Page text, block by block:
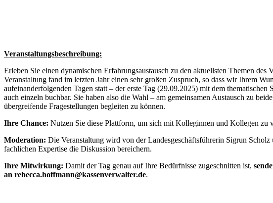
Veranstaltungsbeschreibung:
Erleben Sie einen dynamischen Erfahrungsaustausch zu den aktuellsten Themen
Veranstaltung fand im letzten Jahr einen sehr großen Zuspruch, so dass wir Ihrem
aufeinanderfolgenden Tagen statt – der erste Tag (29.09.2025) mit dem
auch einzeln buchbar. Sie haben also die Wahl – am gemeinsamen Austausch zu
übergreifende Fragestellungen begleiten zu können.
Ihre Chance: Nutzen Sie diese Plattform, um sich mit Kolleginnen und Kollegen zu
Moderation: Die Veranstaltung wird von der Landesgeschäftsführerin Sigrun
fachlichen Expertise die Diskussion bereichern.
Ihre Mitwirkung: Damit der Tag genau auf Ihre Bedürfnisse zugeschnitten ist,
an rebecca.hoffmann@kassenverwalter.de.